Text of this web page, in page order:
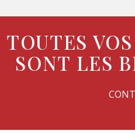
TOUTES
SONT LES